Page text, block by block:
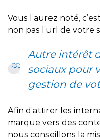
Vous l’aurez noté,
non pas l’url de votre
Autre intérêt
sociaux pour
gestion de
Afin d’attirer les
marque vers des
nous conseillons la